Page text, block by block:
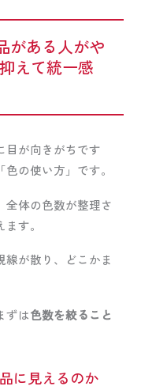
がある人がや
えて統一感
目が向きがちです
の使い方」です。
全体の色数が整理さ
す。
が散り、どこかま
ずは色数を絞ること
に見えるのか